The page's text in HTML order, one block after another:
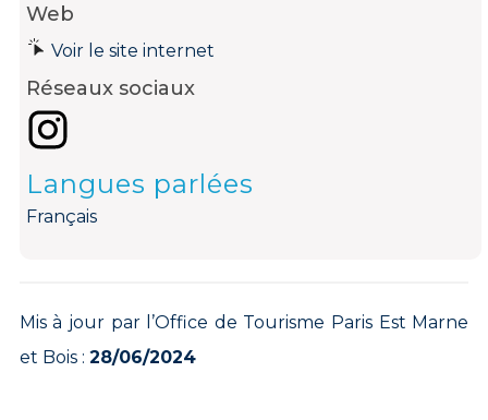
Web
Voir le site internet
Réseaux sociaux
Langues parlées
Français
Mis à jour par l’Office de Tourisme Paris Est Marne
et Bois : 28/06/2024